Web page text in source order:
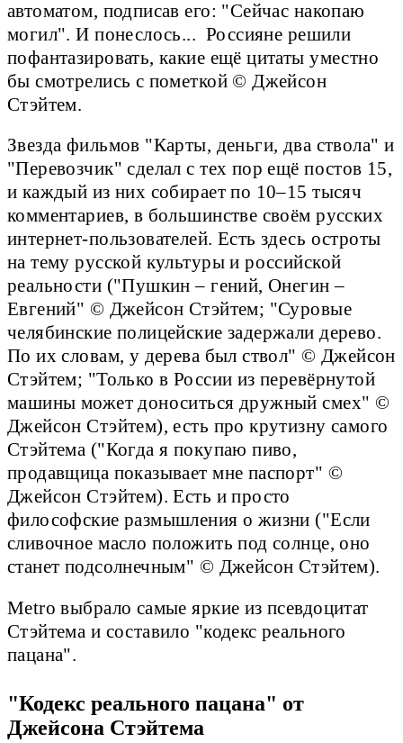
автоматом, подписав его: "Сейчас накопаю
могил". И понеслось... Россияне решили
пофантазировать, какие ещё цитаты уместно
бы смотрелись с пометкой © Джейсон
Стэйтем.
Звезда фильмов "Карты, деньги, два ствола" и
"Перевозчик" сделал с тех пор ещё постов 15,
и каждый из них собирает по 10–15 тысяч
комментариев, в большинстве своём русских
интернет-пользователей. Есть здесь остроты
на тему русской культуры и российской
реальности ("Пушкин – гений, Онегин –
Евгений" © Джейсон Стэйтем; "Суровые
челябинские полицейские задержали дерево.
По их словам, у дерева был ствол" © Джейсон
Стэйтем; "Только в России из перевёрнутой
машины может доноситься дружный смех" ©
Джейсон Стэйтем), есть про крутизну самого
Стэйтема ("Когда я покупаю пиво,
продавщица показывает мне паспорт" ©
Джейсон Стэйтем). Есть и просто
философские размышления о жизни ("Если
сливочное масло положить под солнце, оно
станет подсолнечным" © Джейсон Стэйтем).
Metro выбрало самые яркие из псевдоцитат
Стэйтема и составило "кодекс реального
пацана".
"Кодекс реального пацана" от
Джейсона Стэйтема